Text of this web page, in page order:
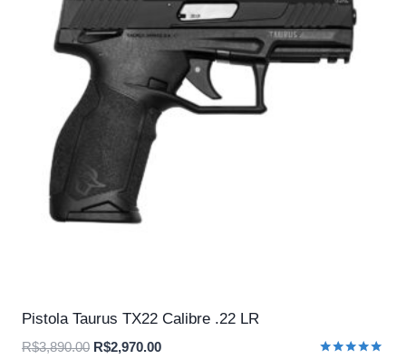
Pistola Taurus TX22 Calibre .22 LR
R$3,890.00 O
R$2,970.00O